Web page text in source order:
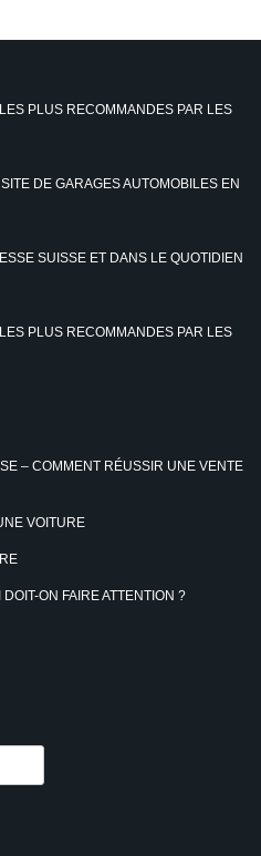
PLUS RECOMMANDES PAR LES
DE GARAGES AUTOMOBILES EN
SUISSE ET DANS LE QUOTIDIEN
PLUS RECOMMANDES PAR LES
– COMMENT RÉUSSIR UNE VENTE
VOITURE
ON FAIRE ATTENTION ?